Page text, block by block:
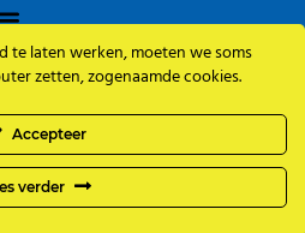
te laten werken, moeten we soms
zetten, zogenaamde cookies.
Accepteer
verder